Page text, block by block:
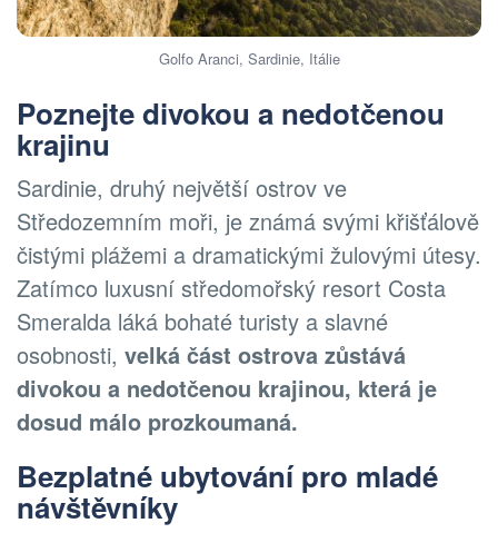
Golfo Aranci, Sardinie, Itálie
Poznejtedivokou a nedotčenou
krajinu
Sardinie, druhý největší ostrov ve
Středozemním moři, je známá svými křišťálově
čistými plážemi a dramatickými žulovými útesy.
Zatímco luxusní středomořský resort Costa
Smeralda láká bohaté turisty a slavné
osobnosti, velká část ostrova zůstává
divokou a nedotčenou krajinou, která je
dosud málo prozkoumaná.
Bezplatné ubytování pro mladé
návštěvníky